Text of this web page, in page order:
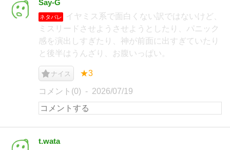
Say-G
ネタバレ
イヤミス系で面白くない訳ではないけど、
ミスリードさせようさせようとしたり、パニック
感を演出しすぎたり、神が前面に出すぎていたり
と後半はうんざり、お腹いっぱい。
ナイス ★3
コメント(0) 2026/07/19
t.wata